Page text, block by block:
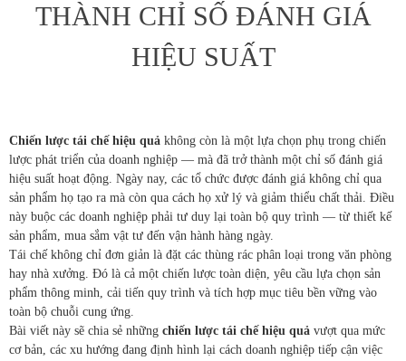
THÀNH CHỈ SỐ ĐÁNH GIÁ
HIỆU SUẤT
Chiến lược tái chế hiệu quả không còn là một lựa chọn phụ trong chiến
lược phát triển của doanh nghiệp — mà đã trở thành một chỉ số đánh giá
hiệu suất hoạt động. Ngày nay, các tổ chức được đánh giá không chỉ qua
sản phẩm họ tạo ra mà còn qua cách họ xử lý và giảm thiểu chất thải. Điều
này buộc các doanh nghiệp phải tư duy lại toàn bộ quy trình — từ thiết kế
sản phẩm, mua sắm vật tư đến vận hành hàng ngày.
Tái chế không chỉ đơn giản là đặt các thùng rác phân loại trong văn phòng
hay nhà xưởng. Đó là cả một chiến lược toàn diện, yêu cầu lựa chọn sản
phẩm thông minh, cải tiến quy trình và tích hợp mục tiêu bền vững vào
toàn bộ chuỗi cung ứng.
Bài viết này sẽ chia sẻ những chiến lược tái chế hiệu quả vượt qua mức
cơ bản, các xu hướng đang định hình lại cách doanh nghiệp tiếp cận việc